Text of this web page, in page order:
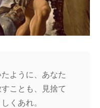
ように、あなた
ことも、見捨て
くあれ。